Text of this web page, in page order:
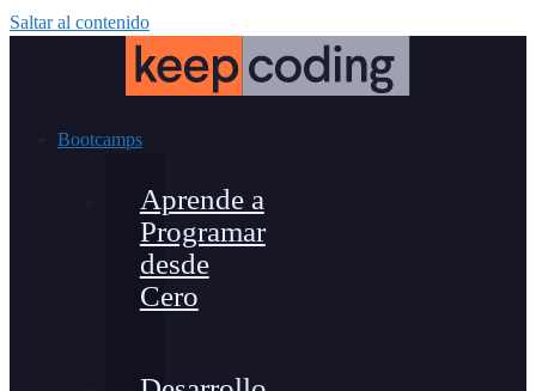
Saltar al contenido
Bootcamps
Aprende a
Programar
desde
Cero